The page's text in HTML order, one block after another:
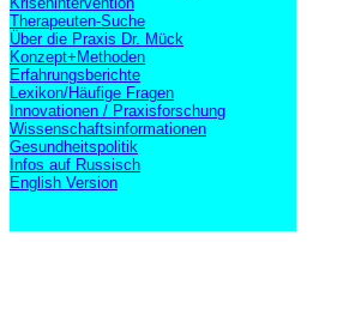
Therapeuten-Suche
Über die Praxis Dr. Mück
Konzept+Methoden
Erfahrungsberichte
Lexikon/Häufige Fragen
Innovationen / Praxisforschung
Wissenschaftsinformationen
Gesundheitspolitik
Infos auf Russisch
English Version